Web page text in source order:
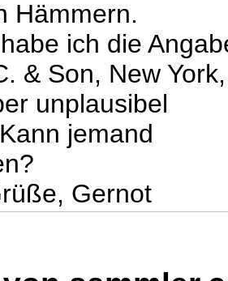
Hämmern.
ich die
& Son, New York,
unplausibel
jemand
Gernot